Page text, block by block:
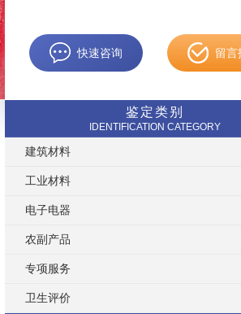
快速咨询 留言
鉴定类别
IDENTIFICATION CATEGORY
建筑材料
工业材料
电子电器
农副产品
专项服务
卫生评价